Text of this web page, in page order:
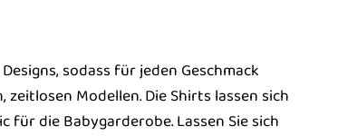
sodass für jeden Geschmack
Modellen. Die Shirts lassen sich
für die Babygarderobe. Lassen Sie sich